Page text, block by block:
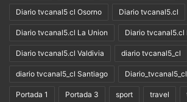
Diario tvcanal5 cl Osorno Diario tvcanal5.cl
Diario tvcanal5.cl La Union Diario tvcanal5.cl
Diario tvcanal5.cl Valdivia diario tvcanal5_cl
diario tvcanal5_cl Santiago
Portada 1 Portada 3 sport travel